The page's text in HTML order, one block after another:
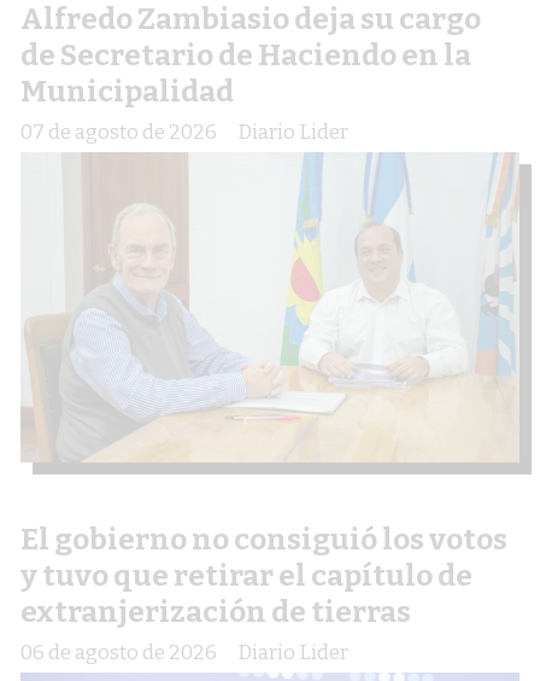
Alfredo Zambiasio deja su cargo
de Secretario de Haciendo en la
Municipalidad
Diario Lider
07 de agosto de 2026
El gobierno no consiguió los votos
y tuvo que retirar el capítulo de
extranjerización de tierras
Diario Lider
06 de agosto de 2026